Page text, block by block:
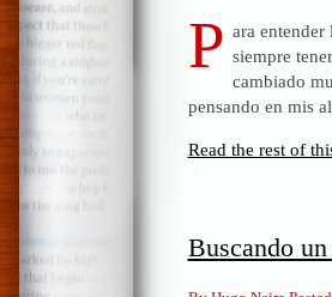
P ara
siempre
cambiado
pensando en mis
Read the rest of
Buscando